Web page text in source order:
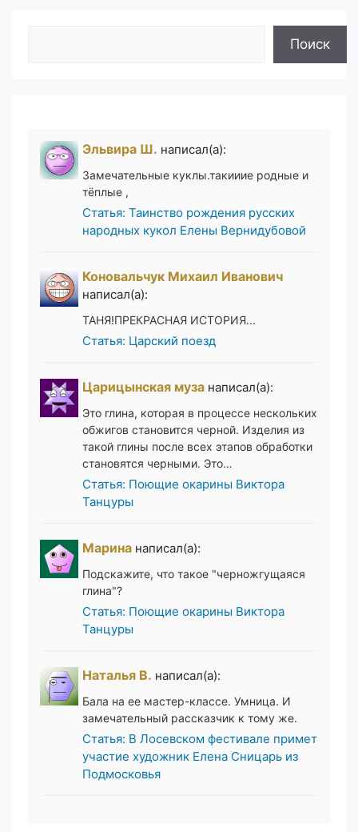
Поиск
Эльвира Ш. написал(а):
Замечательные куклы.такииие родные и
тёплые ,
Статья: Таинство рождения русских
народных кукол Елены Вернидубовой
Коновальчук Михаил Иванович
написал(а):
ТАНЯ!ПРЕКРАСНАЯ ИСТОРИЯ...
Статья: Царский поезд
Царицынская муза написал(а):
Это глина, которая в процессе нескольких
обжигов становится черной. Изделия из
такой глины после всех этапов обработки
становятся черными. Это…
Статья: Поющие окарины Виктора
Танцуры
Марина написал(а):
Подскажите, что такое "черножгущаяся
глина"?
Статья: Поющие окарины Виктора
Танцуры
Наталья В. написал(а):
Бала на ее мастер-классе. Умница. И
замечательный рассказчик к тому же.
Статья: В Лосевском фестивале примет
участие художник Елена Сницарь из
Подмосковья